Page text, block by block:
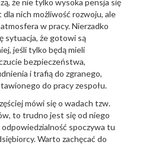
że nie tylko wysoka pensja się
dla nich możliwość rozwoju, ale
w pracy. Nierzadko
sytuacja, że gotowi są
jeśli tylko będą mieli
bezpieczeństwa,
i trafią do zgranego,
do pracy zespołu.
mówi się o wadach tzw.
to trudno jest się od niego
spoczywa tu
Warto zachęcać do